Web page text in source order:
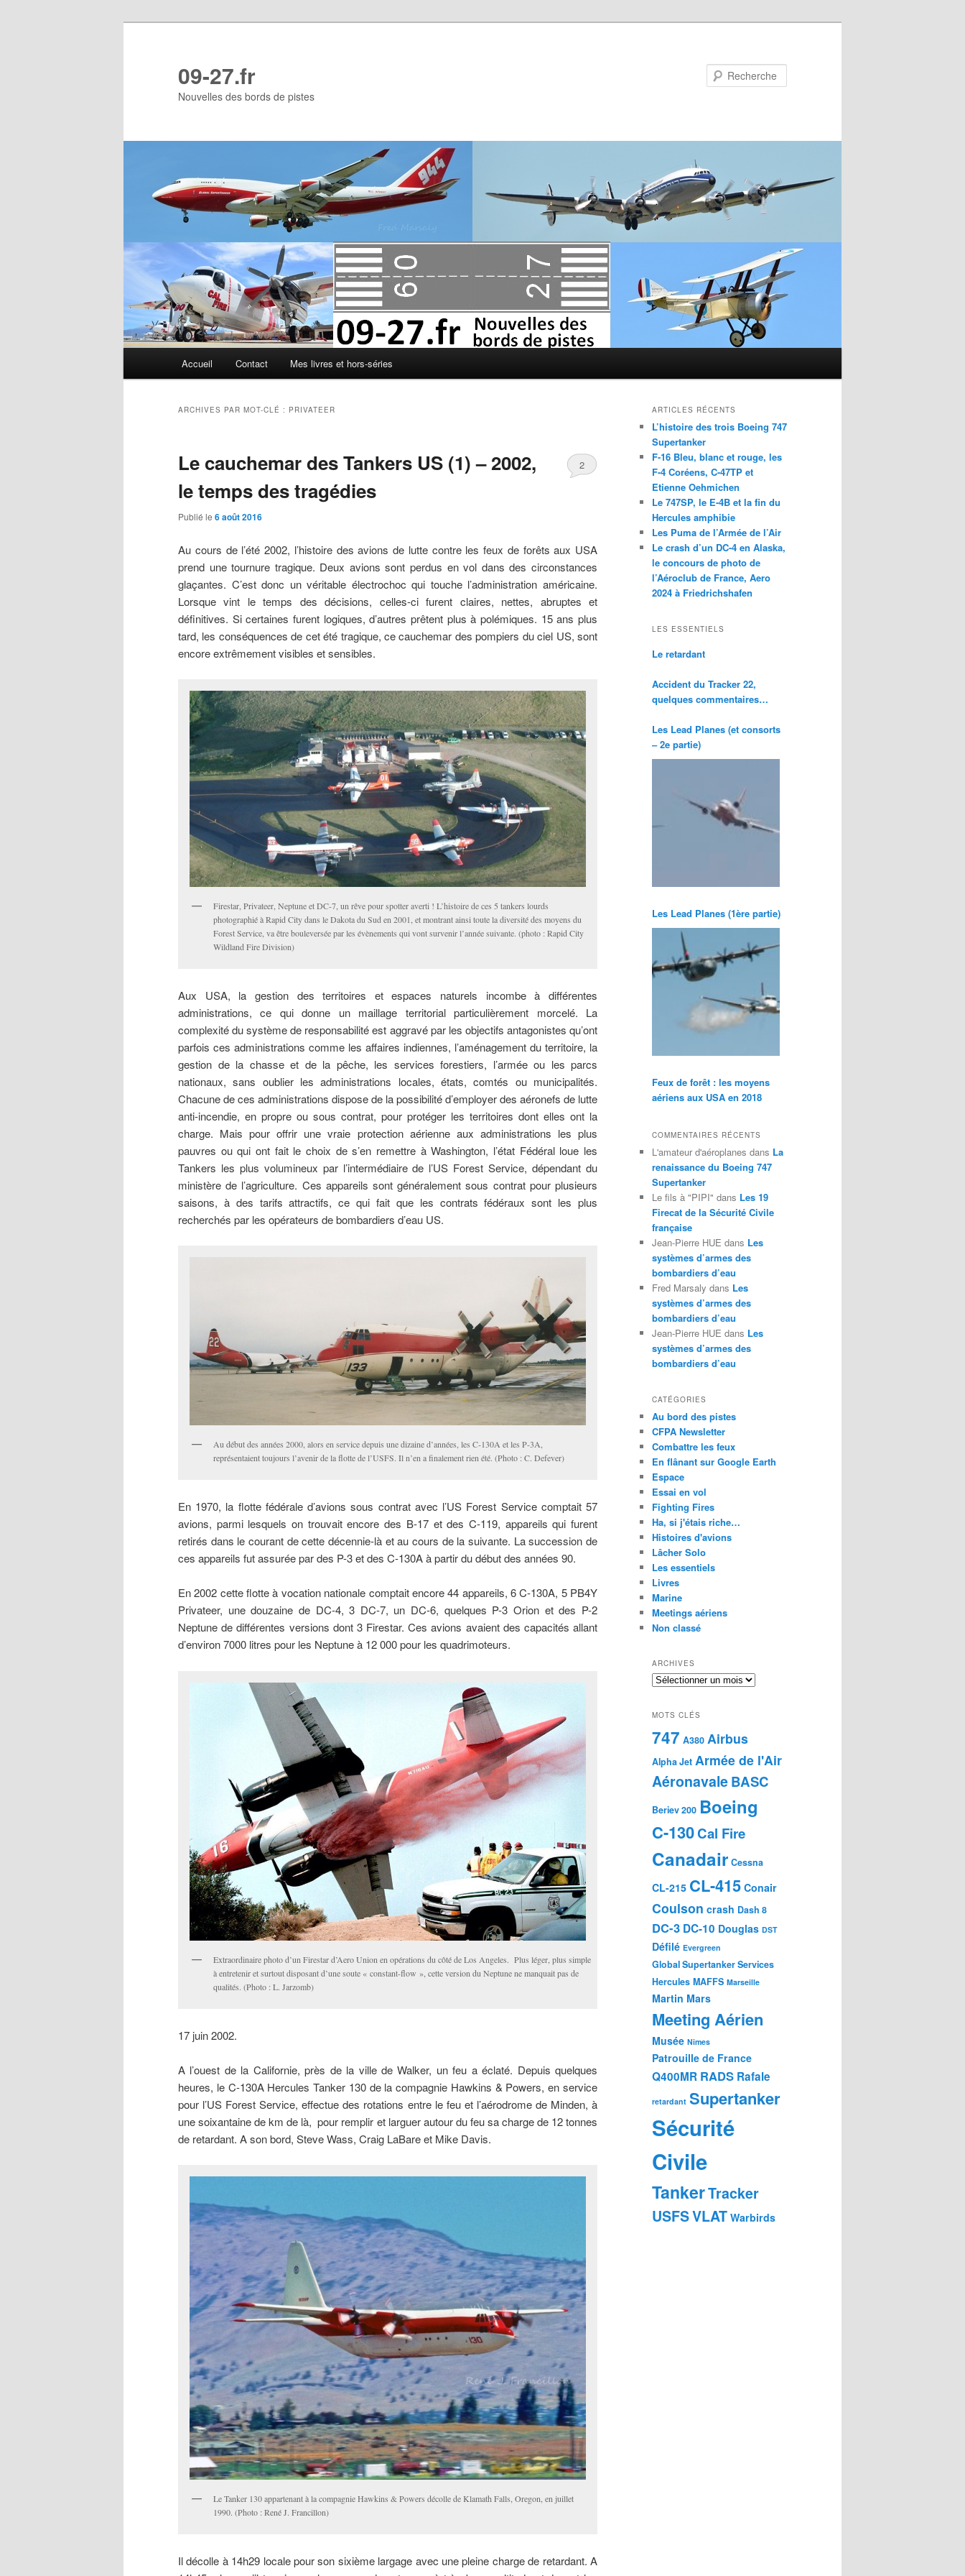
09-27.fr
Nouvelles des bords de pistes
Accueil Contact Mes livres et hors-séries
ARCHIVES PAR MOT-CLÉ : PRIVATEER
Le cauchemar des Tankers US (1) – 2002,
le temps des tragédies
Publié le 6 août 2016
2
Au cours de l’été 2002, l’histoire des avions de lutte contre les feux de forêts aux USA
prend une tournure tragique. Deux avions sont perdus en vol dans des circonstances
glaçantes. C’est donc un véritable électrochoc qui touche l’administration américaine.
Lorsque vint le temps des décisions, celles-ci furent claires, nettes, abruptes et
définitives. Si certaines furent logiques, d’autres prêtent plus à polémiques. 15 ans plus
tard, les conséquences de cet été tragique, ce cauchemar des pompiers du ciel US, sont
encore extrêmement visibles et sensibles.
Firestar, Privateer, Neptune et DC-7, un rêve pour spotter averti ! L’histoire de ces 5 tankers lourds
photographié à Rapid City dans le Dakota du Sud en 2001, et montrant ainsi toute la diversité des moyens du
Forest Service, va être bouleversée par les évènements qui vont survenir l’année suivante. (photo : Rapid City
Wildland Fire Division)
Aux USA, la gestion des territoires et espaces naturels incombe à différentes
administrations, ce qui donne un maillage territorial particulièrement morcelé. La
complexité du système de responsabilité est aggravé par les objectifs antagonistes qu’ont
parfois ces administrations comme les affaires indiennes, l’aménagement du territoire, la
gestion de la chasse et de la pêche, les services forestiers, l’armée ou les parcs
nationaux, sans oublier les administrations locales, états, comtés ou municipalités.
Chacune de ces administrations dispose de la possibilité d’employer des aéronefs de lutte
anti-incendie, en propre ou sous contrat, pour protéger les territoires dont elles ont la
charge. Mais pour offrir une vraie protection aérienne aux administrations les plus
pauvres ou qui ont fait le choix de s’en remettre à Washington, l’état Fédéral loue les
Tankers les plus volumineux par l’intermédiaire de l’US Forest Service, dépendant du
ministère de l’agriculture. Ces appareils sont généralement sous contrat pour plusieurs
saisons, à des tarifs attractifs, ce qui fait que les contrats fédéraux sont les plus
recherchés par les opérateurs de bombardiers d’eau US.
Au début des années 2000, alors en service depuis une dizaine d’années, les C-130A et les P-3A,
représentaient toujours l’avenir de la flotte de l’USFS. Il n’en a finalement rien été. (Photo : C. Defever)
En 1970, la flotte fédérale d’avions sous contrat avec l’US Forest Service comptait 57
avions, parmi lesquels on trouvait encore des B-17 et des C-119, appareils qui furent
retirés dans le courant de cette décennie-là et au cours de la suivante. La succession de
ces appareils fut assurée par des P-3 et des C-130A à partir du début des années 90.
En 2002 cette flotte à vocation nationale comptait encore 44 appareils, 6 C-130A, 5 PB4Y
Privateer, une douzaine de DC-4, 3 DC-7, un DC-6, quelques P-3 Orion et des P-2
Neptune de différentes versions dont 3 Firestar. Ces avions avaient des capacités allant
d’environ 7000 litres pour les Neptune à 12 000 pour les quadrimoteurs.
Extraordinaire photo d’un Firestar d’Aero Union en opérations du côté de Los Angeles. Plus léger, plus simple
à entretenir et surtout disposant d’une soute « constant-flow », cette version du Neptune ne manquait pas de
qualités. (Photo : L. Jarzomb)
17 juin 2002.
A l’ouest de la Californie, près de la ville de Walker, un feu a éclaté. Depuis quelques
heures, le C-130A Hercules Tanker 130 de la compagnie Hawkins & Powers, en service
pour l’US Forest Service, effectue des rotations entre le feu et l’aérodrome de Minden, à
une soixantaine de km de là, pour remplir et larguer autour du feu sa charge de 12 tonnes
de retardant. A son bord, Steve Wass, Craig LaBare et Mike Davis.
Le Tanker 130 appartenant à la compagnie Hawkins & Powers décolle de Klamath Falls, Oregon, en juillet
1990. (Photo : René J. Francillon)
Il décolle à 14h29 locale pour son sixième largage avec une pleine charge de retardant. A
ARTICLES RÉCENTS
L’histoire des trois Boeing 747
Supertanker
F-16 Bleu, blanc et rouge, les
F-4 Coréens, C-47TP et
Etienne Oehmichen
Le 747SP, le E-4B et la fin du
Hercules amphibie
Les Puma de l’Armée de l’Air
Le crash d’un DC-4 en Alaska,
le concours de photo de
l’Aéroclub de France, Aero
2024 à Friedrichshafen
LES ESSENTIELS
Le retardant
Accident du Tracker 22,
quelques commentaires…
Les Lead Planes (et consorts
– 2e partie)
Les Lead Planes (1ère partie)
Feux de forêt : les moyens
aériens aux USA en 2018
COMMENTAIRES RÉCENTS
L'amateur d'aéroplanes dans La
renaissance du Boeing 747
Supertanker
Le fils à "PIPI" dans Les 19
Firecat de la Sécurité Civile
française
Jean-Pierre HUE dans Les
systèmes d’armes des
bombardiers d’eau
Fred Marsaly dans Les
systèmes d’armes des
bombardiers d’eau
Jean-Pierre HUE dans Les
systèmes d’armes des
bombardiers d’eau
CATÉGORIES
Au bord des pistes
CFPA Newsletter
Combattre les feux
En flânant sur Google Earth
Espace
Essai en vol
Fighting Fires
Ha, si j'étais riche…
Histoires d'avions
Lâcher Solo
Les essentiels
Livres
Marine
Meetings aériens
Non classé
ARCHIVES
Archives
MOTS CLÉS
747 A380 Airbus
Alpha Jet Armée de l'Air
AéronavaleBASC
Beriev 200 Boeing
C-130Cal Fire
Canadair Cessna
CL-215 CL-415 Conair
Coulson crash Dash 8
DC-3 DC-10 Douglas DST
Défilé Evergreen
Global Supertanker Services
Hercules MAFFS Marseille
Martin Mars
Meeting Aérien
Musée Nîmes
Patrouille de France
Q400MR RADS Rafale
retardant Supertanker
Sécurité
Civile
TankerTracker
USFSVLAT Warbirds